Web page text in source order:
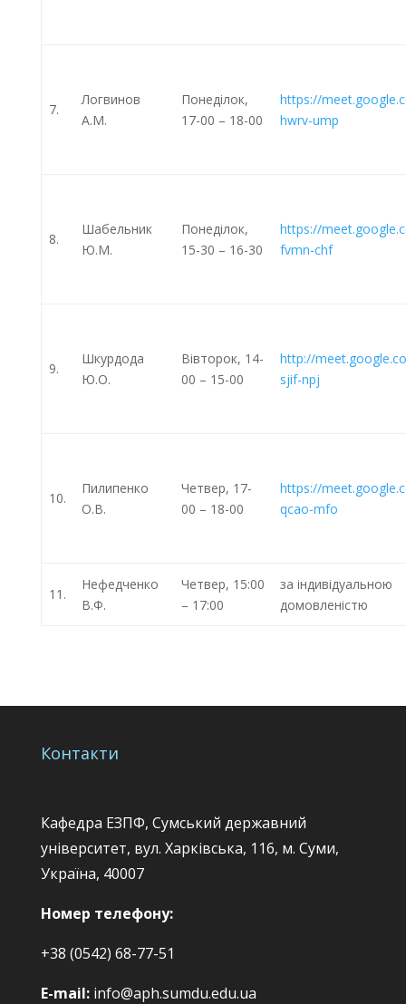
7.
Логвинов
А.М.
Понеділок,
17-00 – 18-00
https://
hwrv-ump
8.
Шабельник
Ю.М.
Понеділок,
15-30 – 16-30
https://
fvmn-chf
9.
Шкурдода
Ю.О.
Вівторок, 14-
00 – 15-00
http://
sjif-npj
10.
Пилипенко
О.В.
Четвер, 17-
00 – 18-00
https://
qcao-mfo
11.
Нефедченко
В.Ф.
Четвер, 15:00
– 17:00
за індивідуальною
домовленістю
Контакти
Кафедра ЕЗПФ, Сумський державний
університет, вул. Харківська, 116, м. Суми,
Україна, 40007
Номер телефону:
+38 (0542) 68-77-51
E-mail:info@aph.sumdu.edu.ua